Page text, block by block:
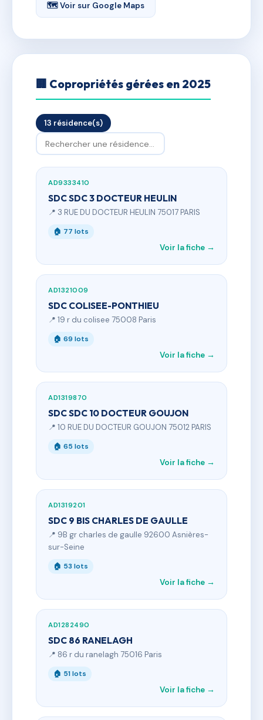
🗺 Voir sur Google Maps
🏢 Copropriétés gérées en 2025
13 résidence(s)
AD9333410
SDC SDC 3 DOCTEUR HEULIN
📍 3 RUE DU DOCTEUR HEULIN 75017 PARIS
🏠 77 lots
Voir la fiche →
AD1321009
SDC COLISEE-PONTHIEU
📍 19 r du colisee 75008 Paris
🏠 69 lots
Voir la fiche →
AD1319870
SDC SDC 10 DOCTEUR GOUJON
📍 10 RUE DU DOCTEUR GOUJON 75012 PARIS
🏠 65 lots
Voir la fiche →
AD1319201
SDC 9 BIS CHARLES DE GAULLE
📍 9B gr charles de gaulle 92600 Asnières-
sur-Seine
🏠 53 lots
Voir la fiche →
AD1282490
SDC 86 RANELAGH
📍 86 r du ranelagh 75016 Paris
🏠 51 lots
Voir la fiche →